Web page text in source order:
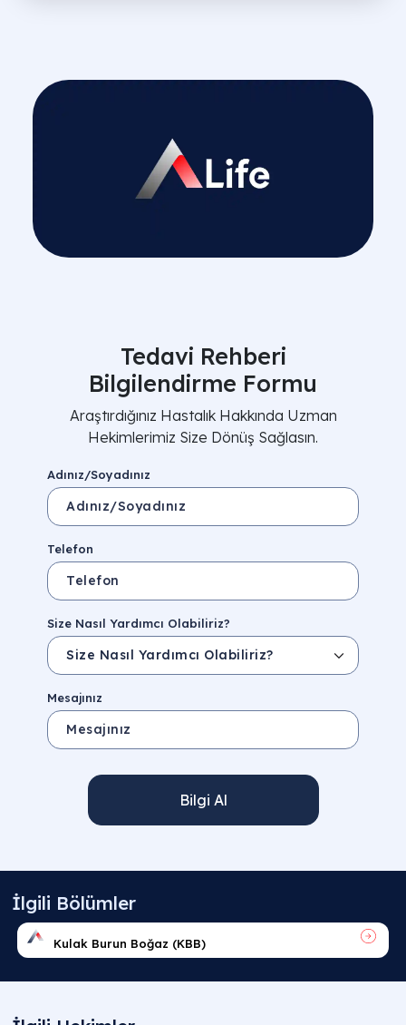
Tedavi Rehberi
Bilgilendirme Formu
Araştırdığınız Hastalık Hakkında Uzman
Hekimlerimiz Size Dönüş Sağlasın.
Adınız/Soyadınız
Telefon
Size Nasıl Yardımcı Olabiliriz?
Mesajınız
Bilgi Al